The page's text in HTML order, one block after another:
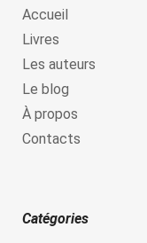
Accueil
Livres
Les auteurs
Le blog
À propos
Contacts
Catégories